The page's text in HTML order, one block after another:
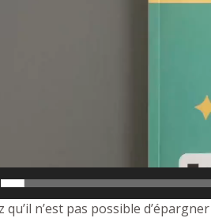
qu’il n’est pas possible